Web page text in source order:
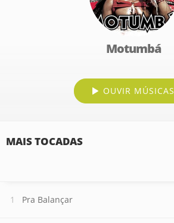
Motumbá
OUVIR MÚSICAS
MAIS TOCADAS
Pra Balançar